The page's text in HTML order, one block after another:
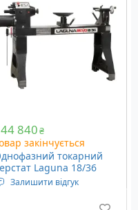
Ватт
Мережа 220
Вольт
Діапазон нахилу: -7 ° до
45 °
18BX
840₴
закінчується
токарний
Laguna 18/36
Залишити відгук
Номінальна потужність: